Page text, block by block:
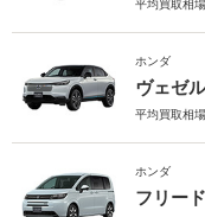
平均買取相場
ホンダ
ヴェゼル
平均買取相場
ホンダ
フリード